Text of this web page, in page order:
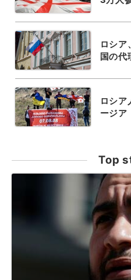
ロシア
国の代
ロシア
ージア
Top